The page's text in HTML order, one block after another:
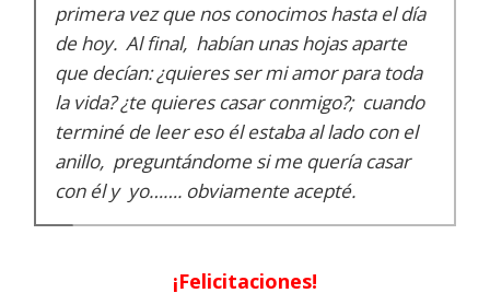
primera vez que nos conocimos hasta el día
de hoy. Al final, habían unas hojas aparte
que decían: ¿quieres ser mi amor para toda
la vida? ¿te quieres casar conmigo?; cuando
terminé de leer eso él estaba al lado con el
anillo, preguntándome si me quería casar
con él y yo……. obviamente acepté.
¡Felicitaciones!